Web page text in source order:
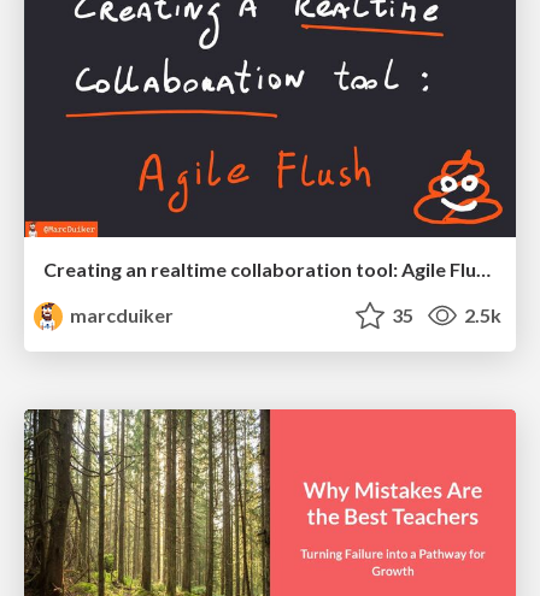
Creating an realtime collaboration tool: Agile Flush - .NET Oxford
marcduiker
35 2.5k